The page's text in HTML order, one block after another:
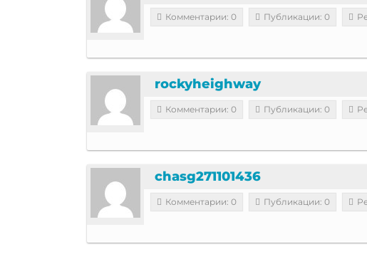
Комментарии: 0 Публикации: 0
rockyheighway
Комментарии: 0 Публикации: 0
chasg271101436
Комментарии: 0 Публикации: 0